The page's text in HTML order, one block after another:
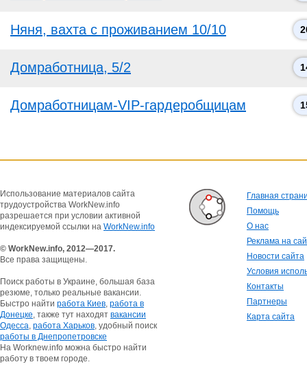
Няня, вахта с проживанием 10/10
Домработница, 5/2
Домработницам-VIP-гардеробщицам
Использование материалов сайта
трудоустройства WorkNew.info
разрешается при условии активной
индексируемой ссылки на WorkNew.info
© WorkNew.info, 2012—2017.
Все права защищены.
Поиск работы в Украине, большая база
резюме, только реальные вакансии.
Быстро найти работа Киев, работа в
Донецке, также тут находят вакансии
Одесса, работа Харьков, удобный поиск
работы в Днепропетровске
На Worknew.info можна быстро найти
работу в твоем городе.
Главная
Помощь
О нас
Реклама на
Новости сайта
Условия
Контакты
Партнеры
Карта сайта